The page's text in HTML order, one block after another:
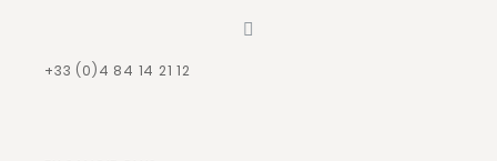
+33 (0)4 84 14 21 12